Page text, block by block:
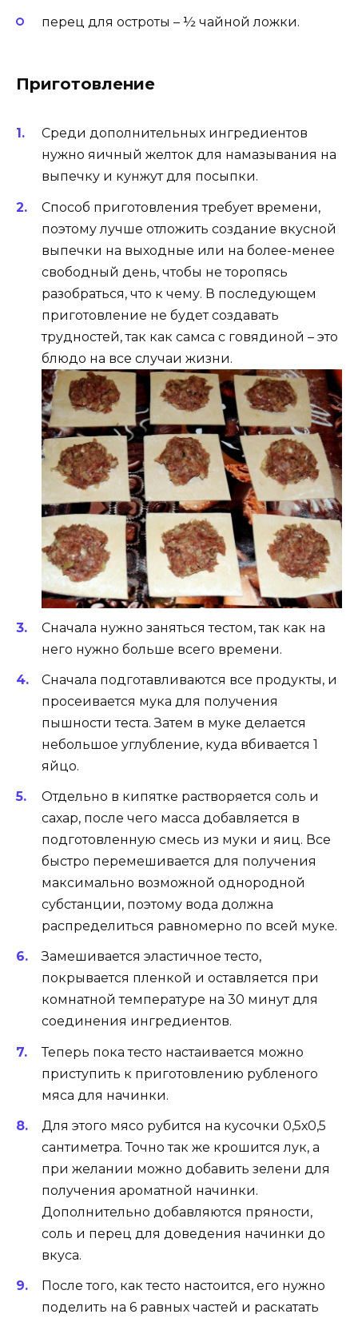
перец для остроты – ½ чайной ложки.
Приготовление
Среди дополнительных ингредиентов
нужно яичный желток для намазывания на
выпечку и кунжут для посыпки.
Способ приготовления требует времени,
поэтому лучше отложить создание вкусной
выпечки на выходные или на более-менее
свободный день, чтобы не торопясь
разобраться, что к чему. В последующем
приготовление не будет создавать
трудностей, так как самса с говядиной – это
блюдо на все случаи жизни.
Сначала нужно заняться тестом, так как на
него нужно больше всего времени.
Сначала подготавливаются все продукты, и
просеивается мука для получения
пышности теста. Затем в муке делается
небольшое углубление, куда вбивается 1
яйцо.
Отдельно в кипятке растворяется соль и
сахар, после чего масса добавляется в
подготовленную смесь из муки и яиц. Все
быстро перемешивается для получения
максимально возможной однородной
субстанции, поэтому вода должна
распределиться равномерно по всей муке.
Замешивается эластичное тесто,
покрывается пленкой и оставляется при
комнатной температуре на 30 минут для
соединения ингредиентов.
Теперь пока тесто настаивается можно
приступить к приготовлению рубленого
мяса для начинки.
Для этого мясо рубится на кусочки 0,5х0,5
сантиметра. Точно так же крошится лук, а
при желании можно добавить зелени для
получения ароматной начинки.
Дополнительно добавляются пряности,
соль и перец для доведения начинки до
вкуса.
После того, как тесто настоится, его нужно
поделить на 6 равных частей и раскатать